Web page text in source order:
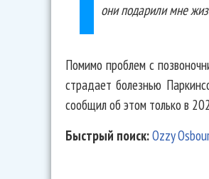
они подарили мне
Помимо проблем с
страдает болезнью
сообщил об этом только в
Быстрый поиск:Ozzy